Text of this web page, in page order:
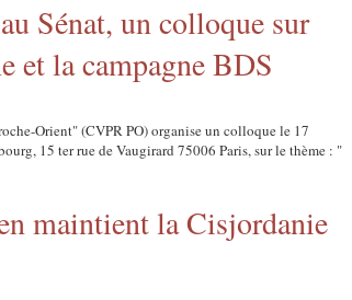
Sénat, un colloque sur
et la campagne BDS
Orient" (CVPR PO) organise un colloque le 17
15 ter rue de Vaugirard 75006 Paris, sur le thème : "
maintient la Cisjordanie